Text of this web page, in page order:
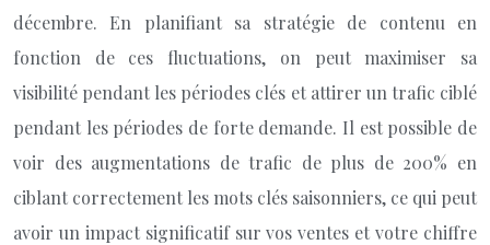
décembre. En planifiant sa stratégie de contenu en
fonction de ces fluctuations, on peut maximiser sa
visibilité pendant les périodes clés et attirer un trafic ciblé
pendant les périodes de forte demande. Il est possible de
voir des augmentations de trafic de plus de 200% en
ciblant correctement les mots clés saisonniers, ce qui peut
avoir un impact significatif sur vos ventes et votre chiffre